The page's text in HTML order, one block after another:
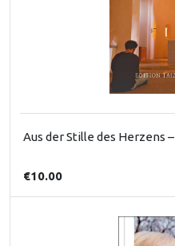
Aus der Stille des Herzens
€10.00